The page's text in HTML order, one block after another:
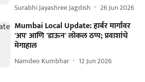
Surabhi Jayashree Jagdish 26 Jun 2026
Mumbai Local Update: हार्बर मार्गावर
'अप' आणि 'डाऊन' लोकल ठप्प; प्रवाशांचे
मेगाहाल
Namdeo Kumbhar 12 Jun 2026